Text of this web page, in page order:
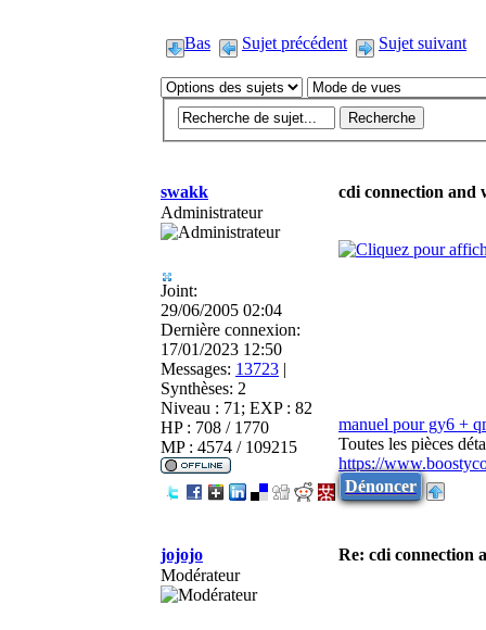
Bas Sujet précédent Sujet suivant
swakk
cdi connection and
Administrateur
Joint:
29/06/2005 02:04
Dernière connexion:
17/01/2023 12:50
Messages: 13723 |
Synthèses: 2
Niveau : 71; EXP : 82
HP : 708 / 1770
MP : 4574 / 109215
manuel pour gy6 +
Toutes les pièces
https://
Dénoncer
jojojo
Re: cdi connection
Modérateur